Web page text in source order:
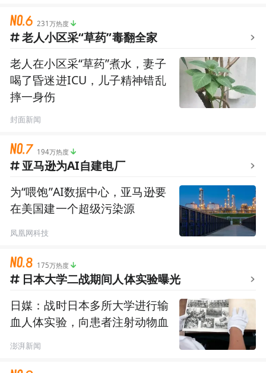
231万热度
老人小区采“草药”毒翻全家
老人在小区采“草药”煮水，妻子
喝了昏迷进ICU，儿子精神错乱
摔一身伤
封面新闻
194万热度
亚马逊为AI自建电厂
为“喂饱”AI数据中心，亚马逊要
在美国建一个超级污染源
凤凰网科技
175万热度
日本大学二战期间人体实验曝光
日媒：战时日本多所大学进行输
血人体实验，向患者注射动物血
澎湃新闻